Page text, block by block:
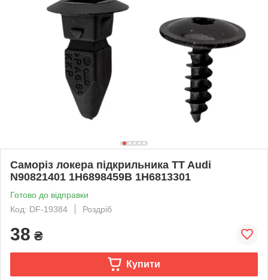
Саморіз локера підкрильника TT Audi
N90821401 1H6898459B 1H6813301
Готово до відправки
Код: DF-19384
Роздріб
38 ₴
Купити